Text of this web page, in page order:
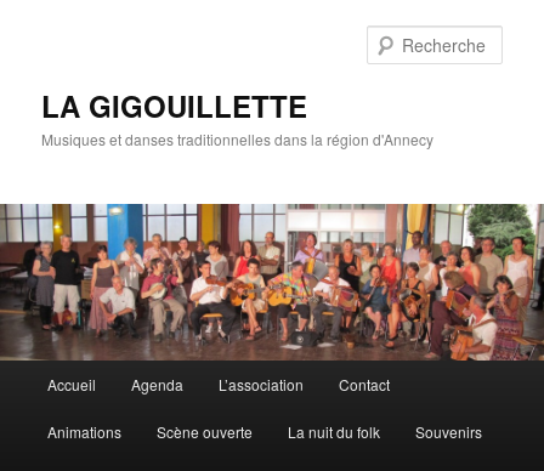
LA GIGOUILLETTE
Musiques et danses traditionnelles dans la région d'Annecy
Aller au contenu principal
Aller au contenu secondaire
Accueil Agenda L’association Contact
Animations Scène ouverte La nuit du folk Souvenirs